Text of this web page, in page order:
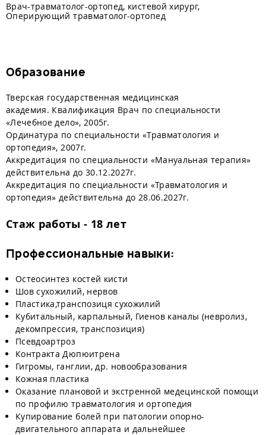
Врач-травматолог-ортопед, кистевой хирург,
Оперирующий травматолог-ортопед
Образование
Тверская государственная медицинская
академия. Квалификация Врач по специальности
«Лечебное дело», 2005г.
Ординатура по специальности «Травматология и
ортопедия», 2007г.
Аккредитация по специальности «Мануальная терапия»
действительна до 30.12.2027г.
Аккредитация по специальности «Травматология и
ортопедия» действительна до 28.06.2027г.
Стаж работы - 18 лет
Профессиональные навыки:
Остеосинтез костей кисти
Шов сухожилий, нервов
Пластика,транспозиця сухожилий
Кубитальный, карпальный, Гиенов каналы (невролиз,
декомпрессия, транспозиция)
Псевдоартроз
Контракта Дюпюитрена
Гигромы, ганглии, др. новообразования
Кожная пластика
Оказание плановой и экстренной медецинской помощи
по профилю травматология и ортопедия
Купирование болей при патологии опорно-
двигательного аппарата и дальнейшее